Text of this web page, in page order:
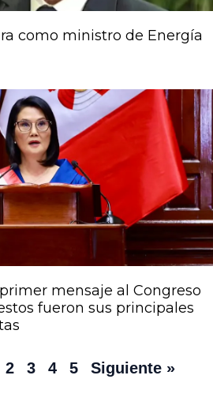
como ministro de Energía
mensaje al Congreso
fueron sus principales
2 3 4 5 Siguiente »